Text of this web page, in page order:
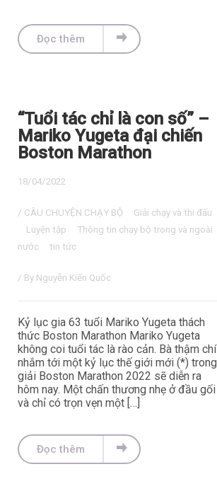
Đọc thêm
“Tuổi tác chỉ là con số” –
Mariko Yugeta đại chiến
Boston Marathon
18/04/2022
/ CÂU CHUYỆN CHẠY BỘ
Giải chạy và thi đấu
Luyện tập
Thông tin chạy bộ trong và ngoài
nước
tin tức
/ By Nguyễn Kiến Quốc
Kỷ lục gia 63 tuổi Mariko Yugeta thách
thức Boston Marathon Mariko Yugeta
không coi tuổi tác là rào cản. Bà thậm chí
nhắm tới một kỷ lục thế giới mới (*) trong
giải Boston Marathon 2022 sẽ diễn ra
hôm nay. Một chấn thương nhẹ ở đầu gối
và chỉ có trọn vẹn một […]
Đọc thêm